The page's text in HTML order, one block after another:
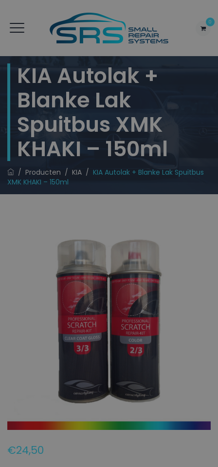
0
KIA Autolak +
Blanke Lak
Spuitbus XMK
KHAKI – 150ml
/ Producten / KIA / KIA Autolak + Blanke Lak Spuitbus
XMK KHAKI – 150ml
€24,50